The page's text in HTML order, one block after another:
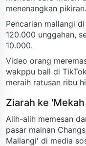
menenangkan pikiran.
Pencarian mallangi
120.000 unggahan,
10.000.
Video orang
wakppu ball di
meraih ratusan ribu
Ziarah ke
Alih-alih memesan
pasar mainan
Mallangi' di media